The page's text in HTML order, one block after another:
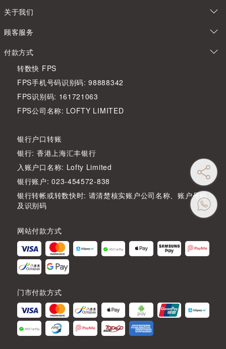
关于我们
顾客服务
付款方式
转数快 FPS
FPS手机号码识别码: 98888342
FPS识别码: 161721063
FPS公司名称: LOFTY LIMITED
银行户口转账
银行: 香港上海汇丰银行
入账户口名称: Lofty Limited
银行账户: 023-454572-838
银行转帐或转数快时: 请清楚核实账户公司名称、账户号码
及识别码
网站付款方式
门市付款方式